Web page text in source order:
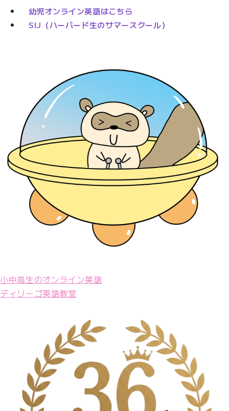
幼児オンライン英語はこちら
SIJ（ハーバード生のサマースクール）
小中高生のオンライン英語
ディリーゴ英語教室